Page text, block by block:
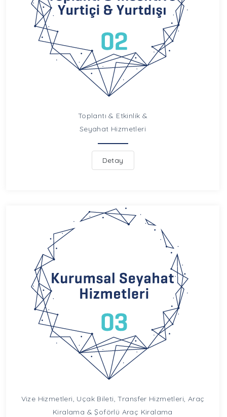
Toplantı & Etkinlik &
Seyahat Hizmetleri
Detay
Vize Hizmetleri, Uçak Bileti, Transfer Hizmetleri, Araç
Kiralama & Şoförlü Araç Kiralama